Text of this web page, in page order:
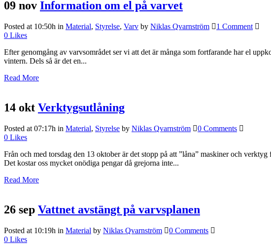
09 nov Information om el på varvet
Posted at 10:50h in Material, Styrelse, Varv by Niklas Qvarnström
1 Comment
0 Likes
Efter genomgång av varvsområdet ser vi att det är många som fortfarande har el
vintern. Dels så är det en...
Read More
14 okt Verktygsutlåning
Posted at 07:17h in Material, Styrelse by Niklas Qvarnström
0 Comments
0 Likes
Från och med torsdag den 13 oktober är det stopp på att ”låna” maskiner och
Det kostar oss mycket onödiga pengar då grejorna inte...
Read More
26 sep Vattnet avstängt på varvsplanen
Posted at 10:19h in Material by Niklas Qvarnström
0 Comments
0 Likes